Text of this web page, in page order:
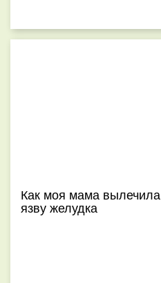
Как моя мама вылечила
язву желудка